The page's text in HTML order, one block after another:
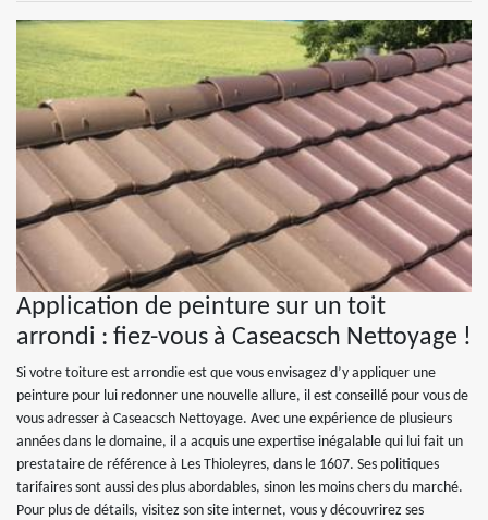
Application de peinture sur un toit
arrondi : fiez-vous à Caseacsch Nettoyage !
Si votre toiture est arrondie est que vous envisagez d’y appliquer une
peinture pour lui redonner une nouvelle allure, il est conseillé pour vous de
vous adresser à Caseacsch Nettoyage. Avec une expérience de plusieurs
années dans le domaine, il a acquis une expertise inégalable qui lui fait un
prestataire de référence à Les Thioleyres, dans le 1607. Ses politiques
tarifaires sont aussi des plus abordables, sinon les moins chers du marché.
Pour plus de détails, visitez son site internet, vous y découvrirez ses